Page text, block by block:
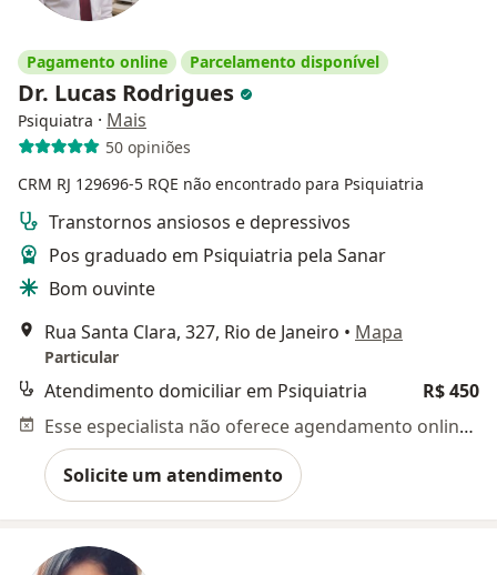
Pagamento online Parcelamento disponível
Dr. Lucas Rodrigues
Psiquiatra · Mais
50 opiniões
CRM RJ 129696-5 RQE não encontrado para Psiquiatria
Transtornos ansiosos e depressivos
Pos graduado em Psiquiatria pela Sanar
Bom ouvinte
Rua Santa Clara, 327, Rio de Janeiro • Mapa
Particular
Atendimento domiciliar em Psiquiatria
R$ 450
Esse especialista não oferece agendamento online para esse endereço.
Solicite um atendimento